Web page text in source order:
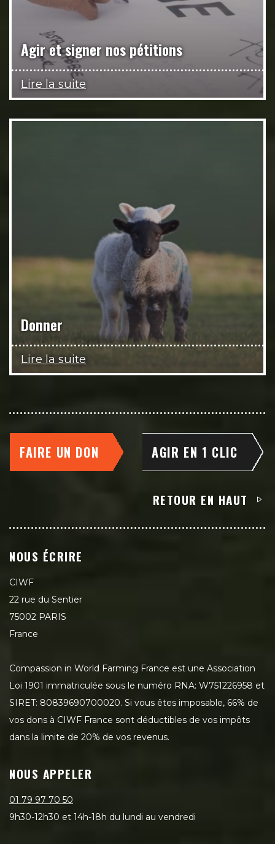
Agir et signer nos pétitions
Lire la suite
Donner
Lire la suite
FAIRE UN DON AGIR EN 1 CLIC
RETOUR EN HAUT
NOUS ÉCRIRE
CIWF
22 rue du Sentier
75002 PARIS
France
Compassion in World Farming France est une Association
Loi 1901 immatriculée sous le numéro RNA: W751226958 et
SIRET: 80839690700020. Si vous êtes imposable, 66% de
vos dons à CIWF France sont déductibles de vos impôts
dans la limite de 20% de vos revenus.
NOUS APPELER
01 79 97 70 50
9h30-12h30 et 14h-18h du lundi au vendredi